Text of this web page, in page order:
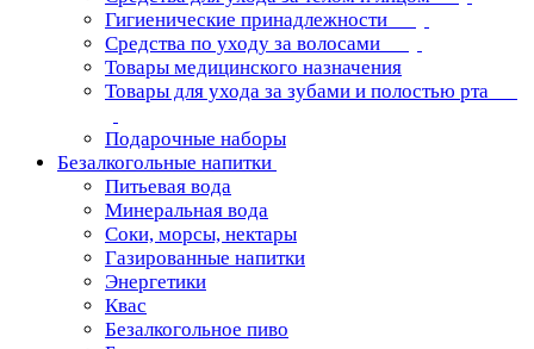
Гигиенические принадлежности
Средства по уходу за волосами
Товары медицинского назначения
Товары для ухода за зубами и полостью рта
Подарочные наборы
Безалкогольные напитки
Питьевая вода
Минеральная вода
Соки, морсы, нектары
Газированные напитки
Энергетики
Квас
Безалкогольное пиво